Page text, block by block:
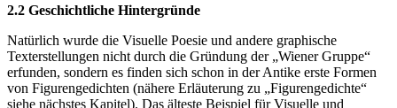
2.2 Geschichtliche Hintergründe
Natürlich wurde die Visuelle Poesie und andere graphische
Texterstellungen nicht durch die Gründung der „Wiener Gruppe“
erfunden, sondern es finden sich schon in der Antike erste Formen
von Figurengedichten (nähere Erläuterung zu „Figurengedichte“
siehe nächstes Kapitel). Das älteste Beispiel für Visuelle und